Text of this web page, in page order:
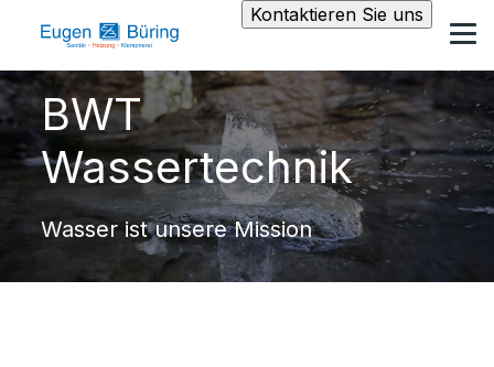
Kontaktieren Sie uns
BWT
Wassertechnik
Wasser ist unsere Mission